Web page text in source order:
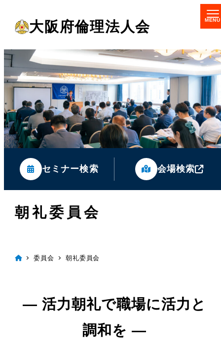
コ
ン
テ
ン
ツ
へ
大阪府倫理法人会
セミナー検索 会場検索
朝礼委員会
委員会 朝礼委員会
― 活力朝礼で職場に活力と
調和を ―